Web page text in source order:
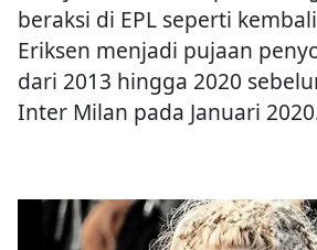
beraksi di EPL seperti
Eriksen menjadi pujaan
dari 2013 hingga 2020
Inter Milan pada Januari